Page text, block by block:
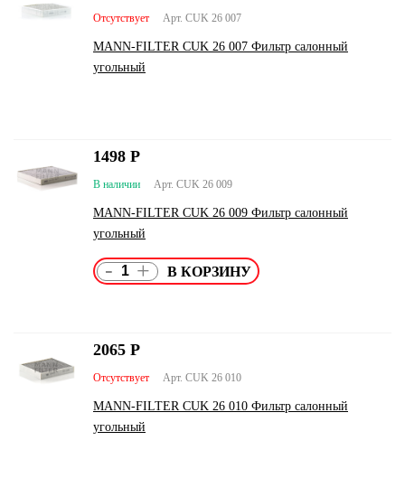
Арт. CUK 26 007
Отсутствует
MANN-FILTER CUK 26 007 Фильтр салонный
угольный
Арт. CUK 26 009
В наличии
MANN-FILTER CUK 26 009 Фильтр салонный
угольный
1498 Р
- +
Арт. CUK 26 010
Отсутствует
MANN-FILTER CUK 26 010 Фильтр салонный
угольный
2065 Р